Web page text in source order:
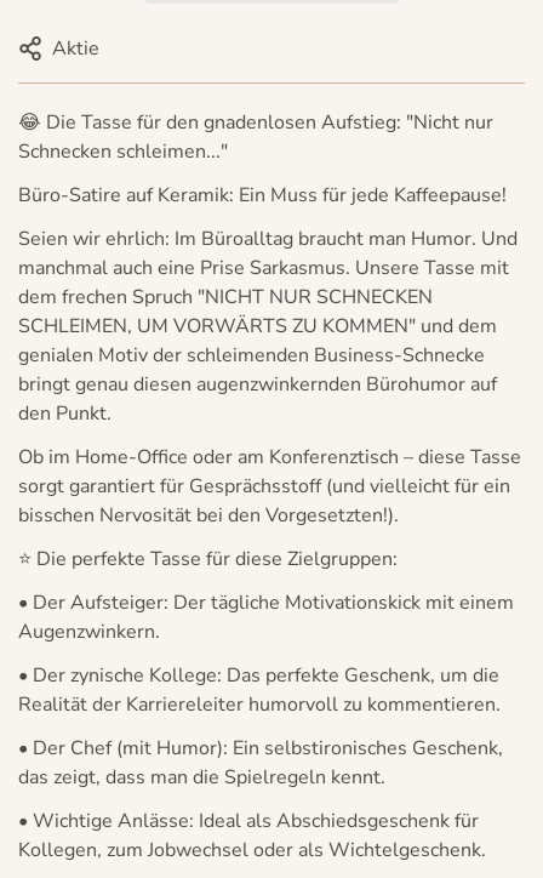
Aktie
😂 Die Tasse für den gnadenlosen Aufstieg: "Nicht nur
Schnecken schleimen..."
Büro-Satire auf Keramik: Ein Muss für jede Kaffeepause!
Seien wir ehrlich: Im Büroalltag braucht man Humor. Und
manchmal auch eine Prise Sarkasmus. Unsere Tasse mit
dem frechen Spruch "NICHT NUR SCHNECKEN
SCHLEIMEN, UM VORWÄRTS ZU KOMMEN" und dem
genialen Motiv der schleimenden Business-Schnecke
bringt genau diesen augenzwinkernden Bürohumor auf
den Punkt.
Ob im Home-Office oder am Konferenztisch – diese Tasse
sorgt garantiert für Gesprächsstoff (und vielleicht für ein
bisschen Nervosität bei den Vorgesetzten!).
⭐ Die perfekte Tasse für diese Zielgruppen:
• Der Aufsteiger: Der tägliche Motivationskick mit einem
Augenzwinkern.
• Der zynische Kollege: Das perfekte Geschenk, um die
Realität der Karriereleiter humorvoll zu kommentieren.
• Der Chef (mit Humor): Ein selbstironisches Geschenk,
das zeigt, dass man die Spielregeln kennt.
• Wichtige Anlässe: Ideal als Abschiedsgeschenkfür
Kollegen, zum Jobwechsel oder als Wichtelgeschenk.
Confirm your age
Are you 18 years old or older?
No, I'm not Yes, I am